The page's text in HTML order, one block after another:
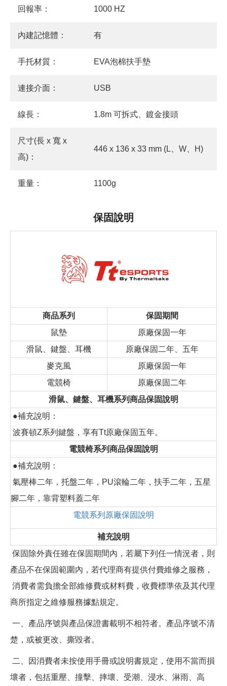
回報率： 1000 HZ
內建記憶體： 有
手托材質： EVA泡棉扶手墊
連接介面： USB
線長： 1.8m 可拆式、鍍金接頭
尺寸(長 x 寬 x
高)：
446 x 136 x 33 mm (L、W、H)
重量： 1100g
保固說明
商品系列
保固期間
鼠墊
原廠保固一年
滑鼠、鍵盤、耳機
原廠保固二年、五年
麥克風
原廠保固一年
電競椅
原廠保固二年
滑鼠、鍵盤、耳機系列商品保固說明
●補充說明：
波賽頓Z系列鍵盤，享有Tt原廠保固五年。
電競椅系列商品保固說明
●補充說明：
氣壓棒二年，托盤二年，PU滾輪二年，扶手二年，五星
腳二年，靠背塑料蓋二年
電競系列原廠保固說明
補充說明
保固除外責任雖在保固期間內，若屬下列任一情況者，則
產品不在保固範圍內，若代理商有提供付費維修之服務，
消費者需負擔全部維修費或材料費，收費標準依及其代理
商所指定之維修服務據點規定。
一、產品序號與產品保證書載明不相符者。產品序號不清
楚，或被更改、撕毀者。
二、因消費者未按使用手冊或說明書規定，使用不當而損
壞者，包括重壓、撞擊、摔壞、受潮、浸水、淋雨、高